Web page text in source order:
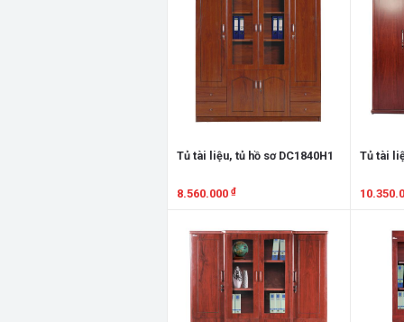
Tủ tài liệu, tủ hồ sơ DC1840H1
8.560.000 ₫
Tủ tài